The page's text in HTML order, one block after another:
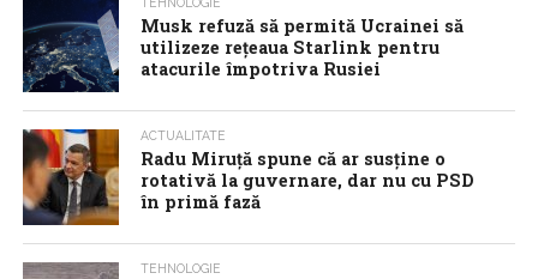
Musk refuză să permită Ucrainei să
utilizeze reţeaua Starlink pentru
atacurile împotriva Rusiei
ACTUALITATE
Radu Miruţă spune că ar susţine o
rotativă la guvernare, dar nu cu PSD
în primă fază
TEHNOLOGIE